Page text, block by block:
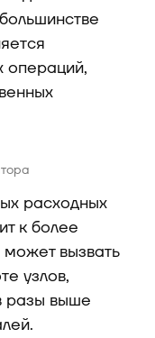
операций,
расходных
к более
вызвать
узлов,
разы выше